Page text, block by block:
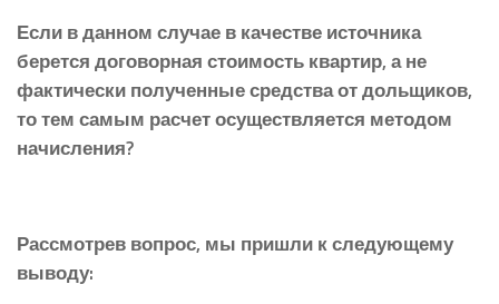
Если в данном случае в качестве источника
берется договорная стоимость квартир, а не
фактически полученные средства от дольщиков,
то тем самым расчет осуществляется методом
начисления?
Рассмотрев вопрос, мы пришли к следующему
выводу: